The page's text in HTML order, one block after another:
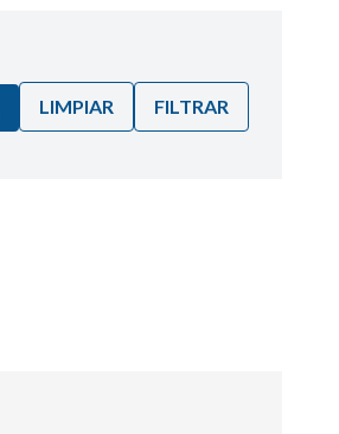
LIMPIAR FILTRAR